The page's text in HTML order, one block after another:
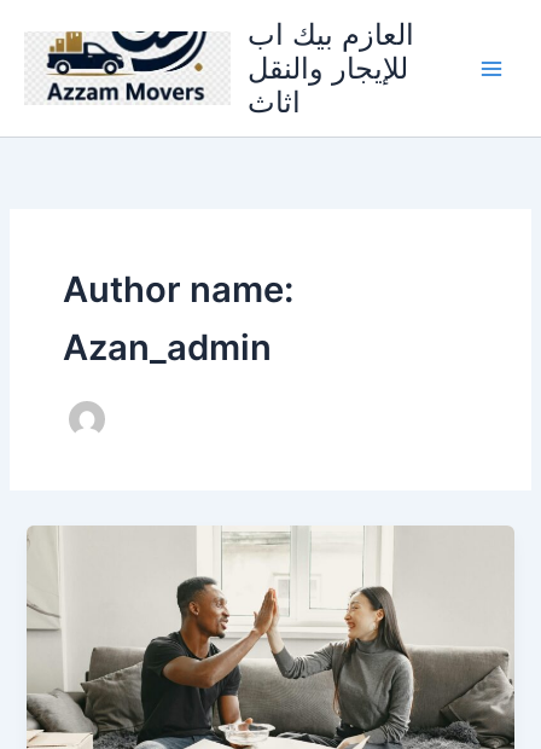
content
العازم بيك اب
للإيجار والنقل
اثاث
Author name:
Azan_admin